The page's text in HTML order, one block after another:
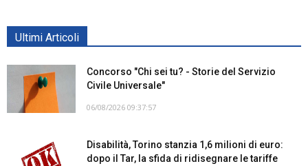
Ultimi Articoli
Concorso "Chi sei tu? - Storie del Servizio
Civile Universale"
06/08/2026 09:37:57
Disabilità, Torino stanzia 1,6 milioni di euro:
dopo il Tar, la sfida di ridisegnare le tariffe